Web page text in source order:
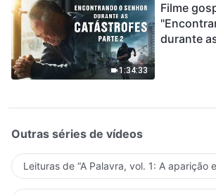
1:34:33
Filme
durante
de
Outras séries de vídeos
Leituras de “A Palavra, vol. 1: A aparição